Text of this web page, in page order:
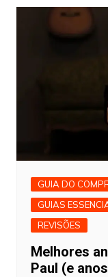
GUIA DO
GUIAS
REVISÕES
Melhores
Paul (e